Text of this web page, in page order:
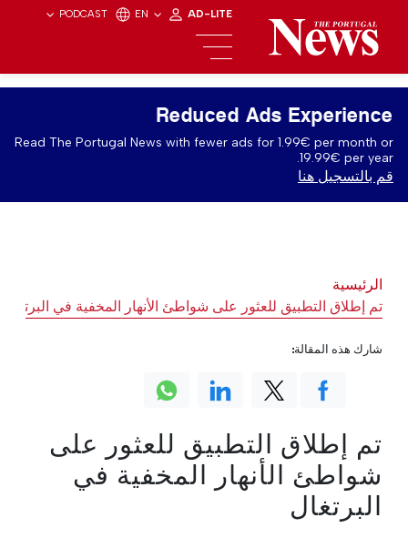
PODCAST EN AD-LITE
Reduced Ads Experience
Read The Portugal News with fewer ads for 1.99€ per month or
19.99€ per year.
قم بالتسجيل هنا
الرئيسية
تم إطلاق التطبيق للعثور على شواطئ الأنهار المخفية في البرتغال
تم إطلاق التطبيق للعثور على
شواطئ الأنهار المخفية في
البرتغال
شارك هذه المقالة: